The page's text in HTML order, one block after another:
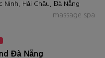
Ninh, Hải Châu, Đà Nẵng
massage spa
Đà Nẵng